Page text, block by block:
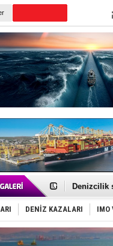
Rusya,
Denizcilik
‘14.
Taksi
TÜRKLİM
SOCAR
DENİZ KAZALARI IMO